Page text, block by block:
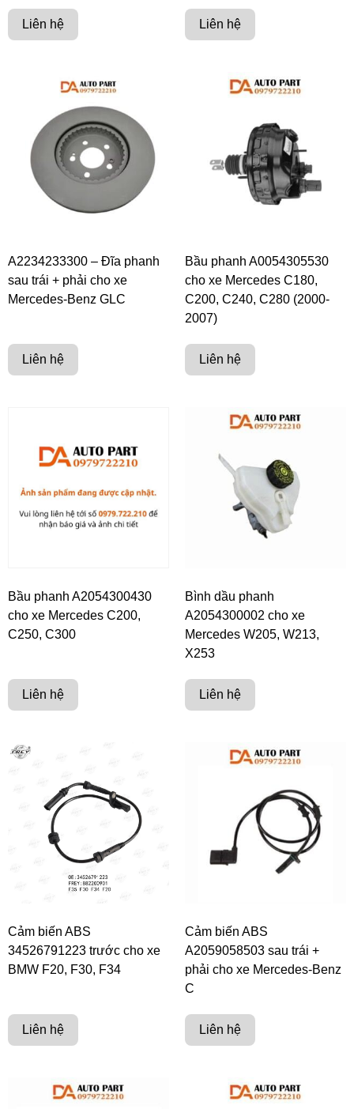
Liên hệ Liên hệ
A2234233300 – Đĩa phanh
sau trái + phải cho xe
Mercedes-Benz GLC
Liên hệ
Bầu phanh A0054305530
cho xe Mercedes C180,
C200, C240, C280 (2000-
2007)
Liên hệ
Bầu phanh A2054300430
cho xe Mercedes C200,
C250, C300
Liên hệ
Bình dầu phanh
A2054300002 cho xe
Mercedes W205, W213,
X253
Liên hệ
Cảm biến ABS
34526791223 trước cho xe
BMW F20, F30, F34
Liên hệ
Cảm biến ABS
A2059058503 sau trái +
phải cho xe Mercedes-Benz
C
Liên hệ